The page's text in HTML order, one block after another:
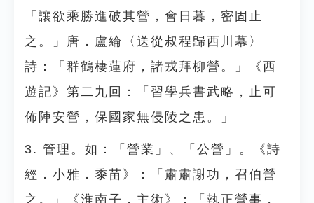
「讓欲乘勝進破其營，會日暮，密固止
之。」唐．盧綸〈送從叔程歸西川幕〉
詩：「群鶴棲蓮府，諸戎拜柳營。」《西
遊記》第二九回：「習學兵書武略，止可
佈陣安營，保國家無侵陵之患。」
3. 管理。如：「營業」、「公營」。《詩
經．小雅．黍苗》：「肅肅謝功，召伯營
之。」《淮南子．主術》：「執正營事，